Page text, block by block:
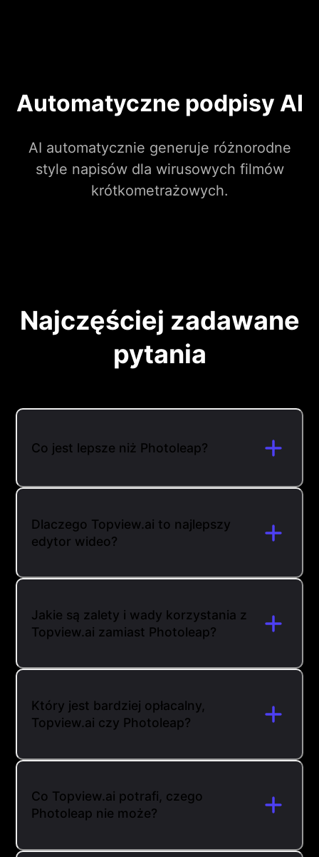
Automatyczne podpisy AI
AI automatycznie generuje różnorodne
style napisów dla wirusowych filmów
krótkometrażowych.
Najczęściej zadawane
pytania
Co jest lepsze niż Photoleap?
Dlaczego Topview.ai to najlepszy
edytor wideo?
Jakie są zalety i wady korzystania z
Topview.ai zamiast Photoleap?
Który jest bardziej opłacalny,
Topview.ai czy Photoleap?
Co Topview.ai potrafi, czego
Photoleap nie może?